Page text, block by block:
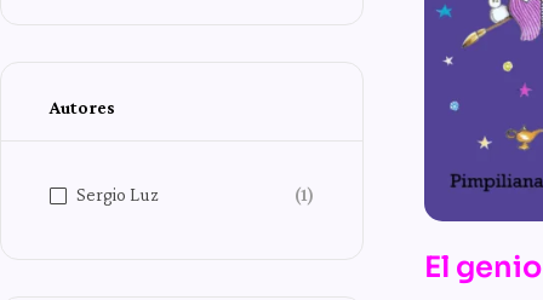
El
Autores
Sergio Luz (1)